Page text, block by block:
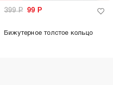
399Р 99 Р
Бижутерное толстое кольцо